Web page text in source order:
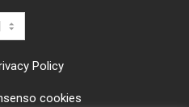
Policy
cookies